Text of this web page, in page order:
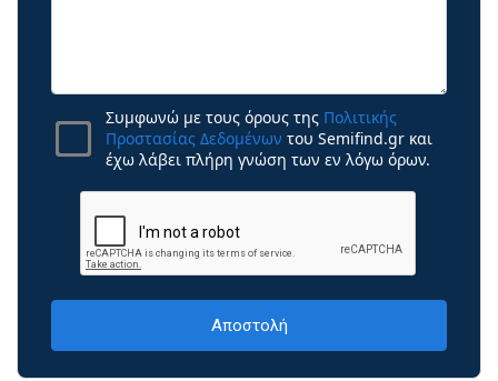
Συμφωνώ με τους όρους της Πολιτικής
Προστασίας Δεδομένων του Semifind.gr και
έχω λάβει πλήρη γνώση των εν λόγω όρων.